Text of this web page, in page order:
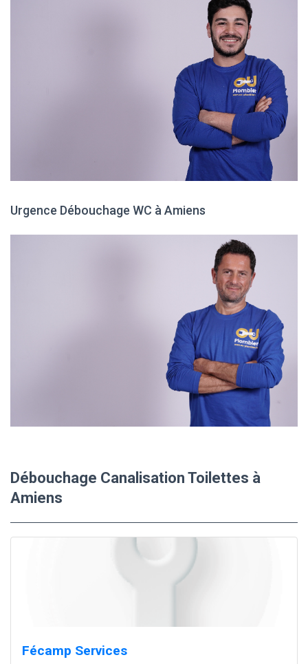
Urgence Débouchage WC à Amiens
Débouchage Canalisation Toilettes à
Amiens
Fécamp Services